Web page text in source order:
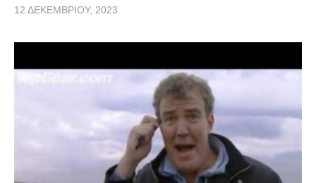
12 ΔΕΚΕΜΒΡΊΟΥ, 2023